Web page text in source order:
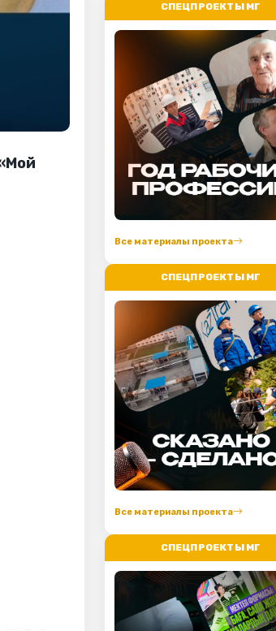
СПЕЦПРОЕКТЫ МГ
Все материалы проекта
СПЕЦПРОЕКТЫ МГ
Все материалы проекта
СПЕЦПРОЕКТЫ МГ